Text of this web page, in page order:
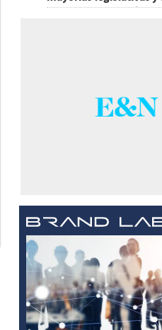
recuperar la seguridad